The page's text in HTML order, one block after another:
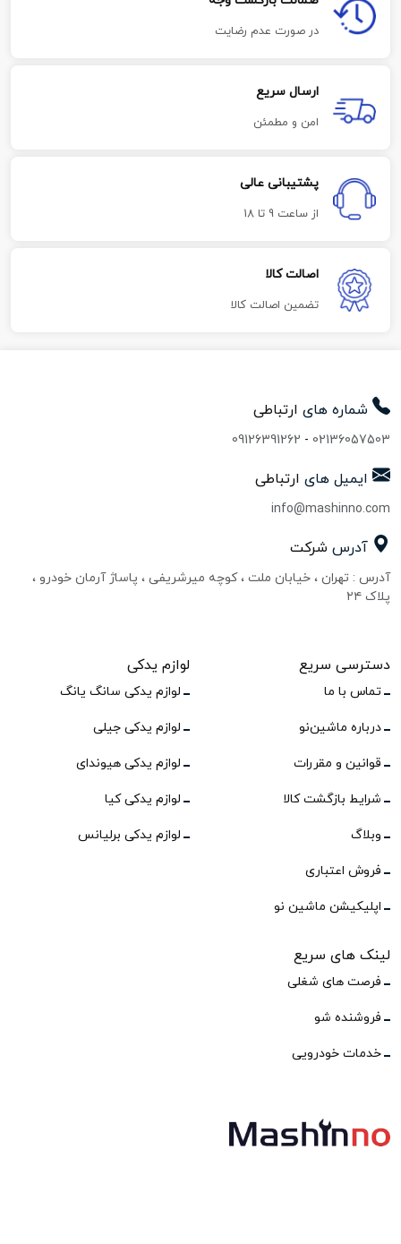
در صورت عدم رضایت
ارسال سریع
امن و مطمئن
پشتیبانی عالی
از ساعت 9 تا 18
اصالت کالا
تضمین اصالت کالا
شماره های ارتباطی
02136057503
-
09126391262
ایمیل های ارتباطی
info@mashinno.com
آدرس شرکت
آدرس : تهران ، خیابان ملت ، کوچه میرشریفی ، پاساژ آرمان خودرو ،
پلاک ۲۴
دسترسی سریع
تماس با ما
درباره ماشین‌نو
قوانین و مقررات
شرایط بازگشت کالا
وبلاگ
فروش اعتباری
اپلیکیشن ماشین نو
لوازم یدکی
لوازم یدکی سانگ یانگ
لوازم یدکی جیلی
لوازم یدکی هیوندای
لوازم یدکی کیا
لوازم یدکی برلیانس
لینک های سریع
فرصت های شغلی
فروشنده شو
خدمات خودرویی